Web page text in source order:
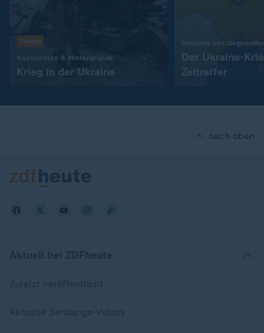
Thema
Nachrichten & Hintergründe
Krieg in der Ukraine
Invasion und
Der Ukraine-
Zeitraffer
nach oben